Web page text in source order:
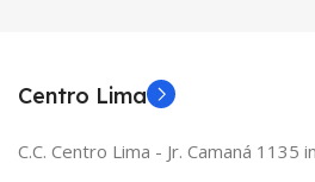
Centro Lima
C.C. Centro Lima - Jr. Camaná 1135